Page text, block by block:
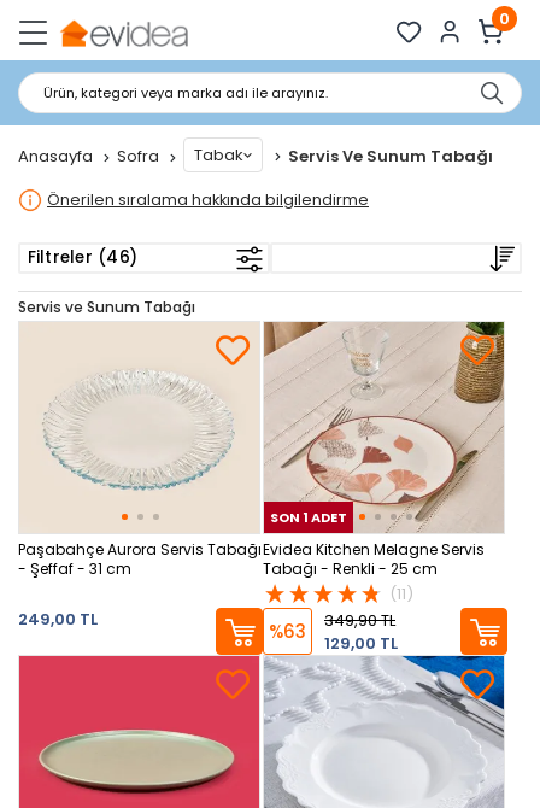
0
Ürün, kategori veya marka adı ile arayınız.
Anasayfa Sofra Tabak Servis Ve Sunum Tabağı
Önerilen sıralama hakkında bilgilendirme
Filtreler (46)
Servis ve Sunum Tabağı
Paşabahçe Aurora Servis Tabağı
- Şeffaf - 31 cm
249,00 TL
SON 1 ADET
Evidea Kitchen Melagne Servis
Tabağı - Renkli - 25 cm
(11)
%63
349,90 TL
129,00 TL